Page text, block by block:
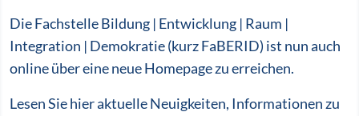
Die Fachstelle Bildung | Entwicklung | Raum |
Integration | Demokratie (kurz FaBERID) ist nun auch
online über eine neue Homepage zu erreichen.
Lesen Sie hier aktuelle Neuigkeiten, Informationen zu